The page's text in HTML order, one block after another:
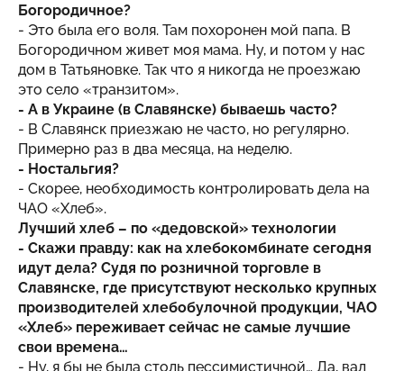
Богородичное?
- Это была его воля. Там похоронен мой папа. В
Богородичном живет моя мама. Ну, и потом у нас
дом в Татьяновке. Так что я никогда не проезжаю
это село «транзитом».
- А в Украине (в Славянске) бываешь часто?
- В Славянск приезжаю не часто, но регулярно.
Примерно раз в два месяца, на неделю.
- Ностальгия?
- Скорее, необходимость контролировать дела на
ЧАО «Хлеб».
Лучший хлеб – по «дедовской» технологии
- Скажи правду: как на хлебокомбинате сегодня
идут дела? Судя по розничной торговле в
Славянске, где присутствуют несколько крупных
производителей хлебобулочной продукции, ЧАО
«Хлеб» переживает сейчас не самые лучшие
свои времена…
- Ну, я бы не была столь пессимистичной… Да, вал